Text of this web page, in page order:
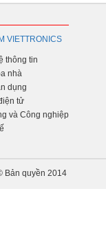
VIETTRONICS
thông tin
nhà
dụng
tử
và Công nghiệp
Bản quyền 2014